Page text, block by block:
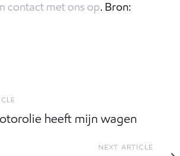
contact met ons op. Bron:
heeft mijn wagen
NEXT ARTICLE